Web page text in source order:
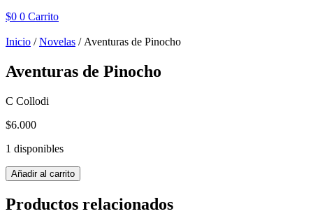
$0 0 Carrito
Inicio /Novelas / Aventuras de Pinocho
Aventuras de Pinocho
C Collodi
$6.000
1 disponibles
Aventuras
de
Pinocho
cantidad
Añadir al carrito
Productos relacionados